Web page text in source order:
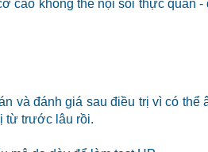
cao không thể nội soi thực quản -
và đánh giá sau điều trị vì có thể
từ trước lâu rồi.